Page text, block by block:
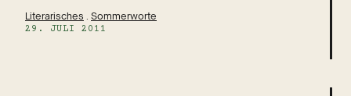
Literarisches Sommerworte
29. JULI 2011